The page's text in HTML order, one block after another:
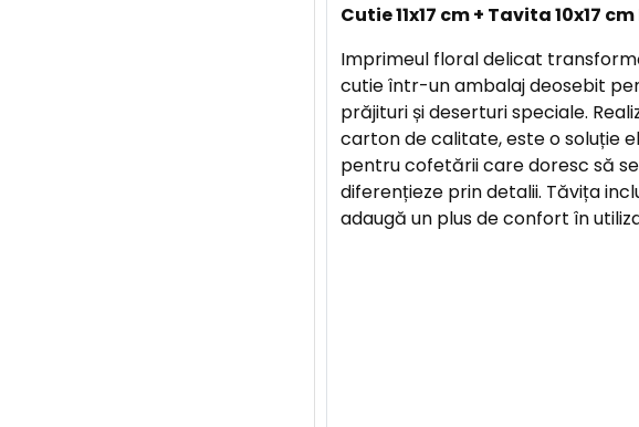
Cutie 11x17 cm + Tavita 10x17
Imprimeul floral delicat
cutie într-un ambalaj deosebit
prăjituri și deserturi speciale.
carton de calitate, este o soluție
pentru cofetării care doresc să se
diferențieze prin detalii. Tăvița
adaugă un plus de confort în